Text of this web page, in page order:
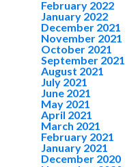
February 2022
January 2022
December 2021
November 2021
October 2021
September 2021
August 2021
July 2021
June 2021
May 2021
April 2021
March 2021
February 2021
January 2021
December 2020